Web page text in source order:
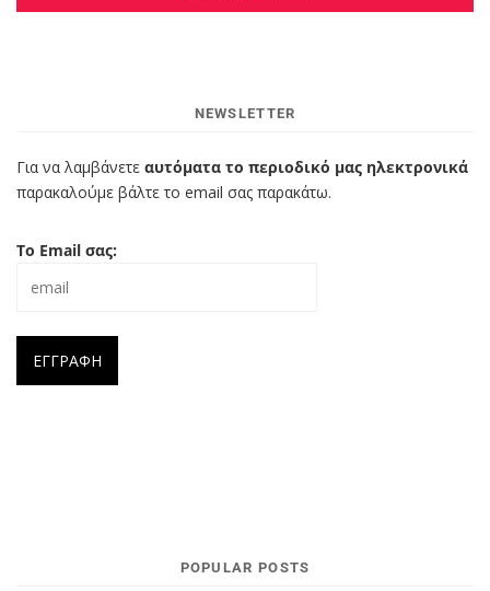
NEWSLETTER
Για να λαμβάνετε αυτόματα το περιοδικό μας ηλεκτρονικά
παρακαλούμε βάλτε το email σας παρακάτω.
Το Email σας:
POPULAR POSTS